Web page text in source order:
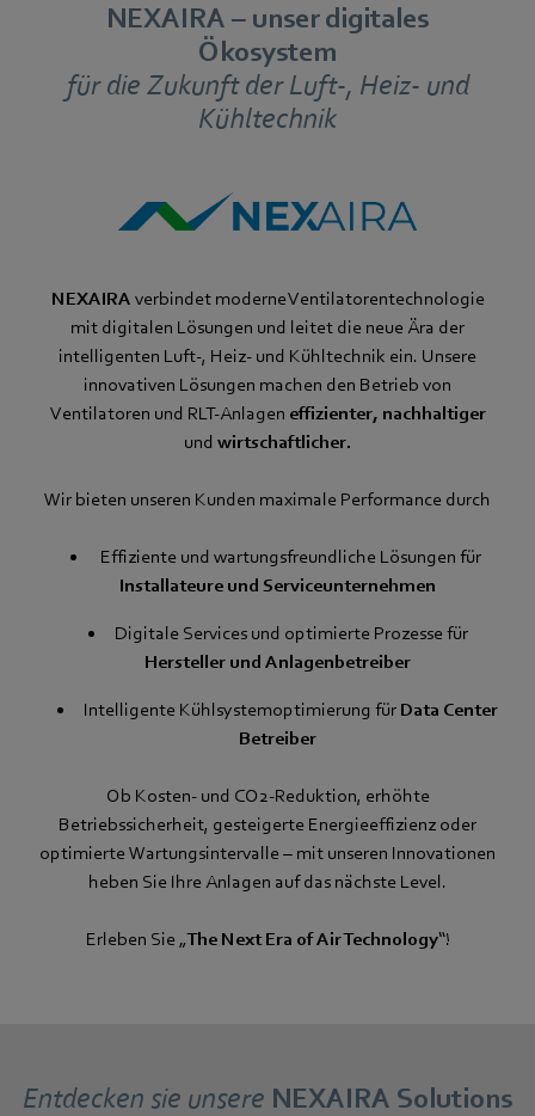
NEXAIRA – unser digitales
Ökosystem
für die Zukunft der Luft-, Heiz- und
Kühltechnik
NEXAIRA verbindet moderne Ventilatorentechnologie
mit digitalen Lösungen und leitet die neue Ära der
intelligenten Luft-, Heiz- und Kühltechnik ein. Unsere
innovativen Lösungen machen den Betrieb von
Ventilatoren und RLT-Anlagen effizienter, nachhaltiger
und wirtschaftlicher.
Wir bieten unseren Kunden maximale Performance durch
​​​ Effiziente und wartungsfreundliche Lösungen für ​​
Installateure und Serviceunternehmen
Digitale Services und optimierte Prozesse für
Hersteller und Anlagenbetreiber
Intelligente Kühlsystemoptimierung für Data Center
Betreiber
Ob Kosten- und CO2-Reduktion, erhöhte
Betriebssicherheit, gesteigerte Energieeffizienz oder
optimierte Wartungsintervalle – mit unseren Innovationen
heben Sie Ihre Anlagen auf das nächste Level.
Erleben Sie „The Next Era of Air Technology“!
Entdecken sie unsere NEXAIRA Solutions